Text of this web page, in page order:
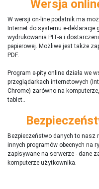
Wersja
W wersji on-line podatnik ma
Internet do systemu e-
wydrukowania PIT-a i
papierowej. Możliwe jest także
PDF.
Program e-pity online działa we
przeglądarkach internetowych
Chrome) zarówno na
tablet..
Bezpieczeństwo danych to nasz
innych programów obecnych na
zapisywane na serwerze - dane
komputerze użytkownika.